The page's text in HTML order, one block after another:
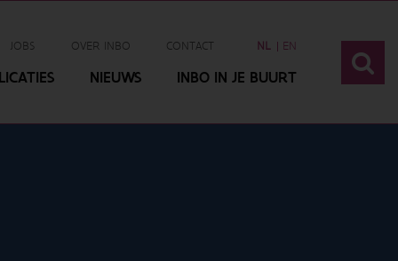
JOBS OVER INBO CONTACT NL EN
NIEUWS INBO IN JE BUURT